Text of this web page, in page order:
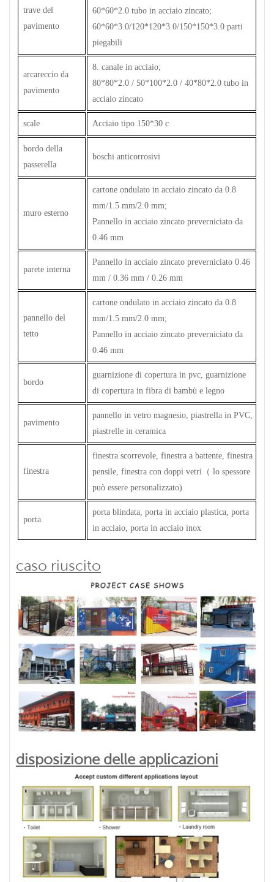
trave del
pavimento
60*60*2.0 tubo in acciaio zincato;
60*60*3.0/120*120*3.0/150*150*3.0 parti
piegabili
arcareccio da
pavimento
8. canale in acciaio;
80*80*2.0 / 50*100*2.0 / 40*80*2.0 tubo in
acciaio zincato
scale Acciaio tipo 150*30 c
bordo della
passerella
boschi anticorrosivi
muro esterno
cartone ondulato in acciaio zincato da 0.8
mm/1.5 mm/2.0 mm;
Pannello in acciaio zincato preverniciato da
0.46 mm
parete interna
Pannello in acciaio zincato preverniciato 0.46
mm / 0.36 mm / 0.26 mm
pannello del
tetto
cartone ondulato in acciaio zincato da 0.8
mm/1.5 mm/2.0 mm;
Pannello in acciaio zincato preverniciato da
0.46 mm
bordo
guarnizione di copertura in pvc, guarnizione
di copertura in fibra di bambù e legno
pavimento
pannello in vetro magnesio, piastrella in PVC,
piastrelle in ceramica
finestra
finestra scorrevole, finestra a battente, finestra
pensile, finestra con doppi vetri （ lo spessore
può essere personalizzato)
porta
porta blindata, porta in acciaio plastica, porta
in acciaio, porta in acciaio inox
caso riuscito
disposizione delle applicazioni